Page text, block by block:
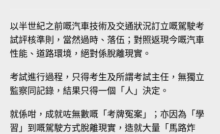
以半世紀之前嘅汽車技術及交通狀況訂立嘅駕駛考
試評核準則，當然過時、落伍；對照返現今嘅汽車
性能、道路環境，絕對係脫離現實。
考試進行過程，只得考生及所謂考試主任，無獨立
監察同記錄，結果只得一個「人」決定。
就係咁，成就咗無數嘅「考牌冤案」；亦因為「學
習」到嘅駕駛方式脫離現實，造就大量「馬路炸